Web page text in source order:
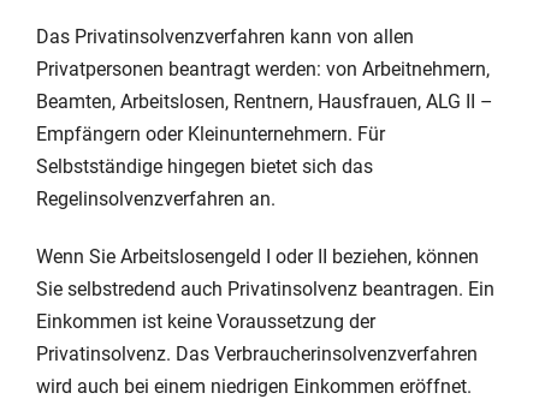
Das Privatinsolvenzverfahren kann von allen
Privatpersonen beantragt werden: von Arbeitnehmern,
Beamten, Arbeitslosen, Rentnern, Hausfrauen, ALG II –
Empfängern oder Kleinunternehmern. Für
Selbstständige hingegen bietet sich das
Regelinsolvenzverfahren an.
Wenn Sie Arbeitslosengeld I oder II beziehen, können
Sie selbstredend auch Privatinsolvenz beantragen. Ein
Einkommen ist keine Voraussetzung der
Privatinsolvenz. Das Verbraucherinsolvenzverfahren
wird auch bei einem niedrigen Einkommen eröffnet.